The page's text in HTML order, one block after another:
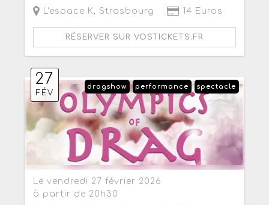
L'espace K, Strasbourg 14 Euros
RÉSERVER SUR VOSTICKETS.FR
27
FÉV
spectacle
performance
dragshow
Le vendredi 27 février 2026
à partir de 20h30